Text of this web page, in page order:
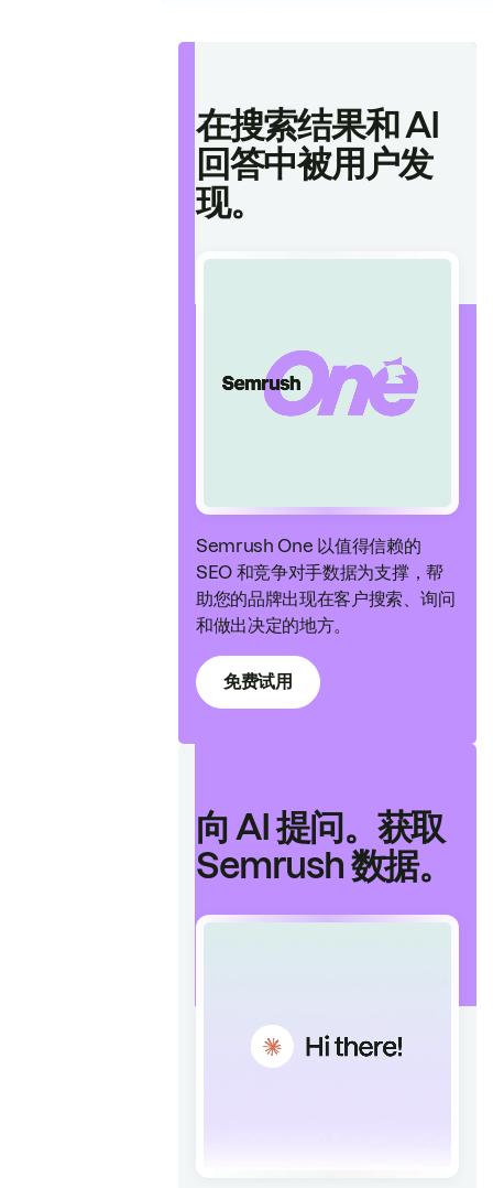
在搜索结果和 AI
回答中被用户发
现。
Semrush One 以值得信赖的
SEO 和竞争对手数据为支撑，帮
助您的品牌出现在客户搜索、询问
和做出决定的地方。
免费试用
向 AI 提问。获取
Semrush 数据。